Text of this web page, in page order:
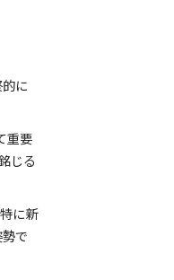
に
重要
じる
に新
で